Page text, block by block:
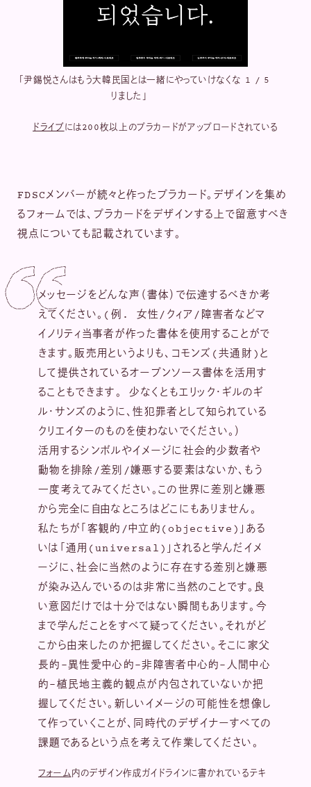
「尹錫悦さんはもう大韓民国とは一緒にやっていけなくな
りました」
1 5
ドライブには200枚以上のプラカードがアップロードされている
FDSCメンバーが続々と作ったプラカード。デザインを集め
るフォームでは、プラカードをデザインする上で留意すべき
視点についても記載されています。
メッセージをどんな声（書体）で伝達するべきか考
えてください。(例. 女性/クィア/障害者などマ
イノリティ当事者が作った書体を使用することがで
きます。販売用というよりも、コモンズ(共通財)と
して提供されているオープンソース書体を活用す
ることもできます。 少なくともエリック・ギルのギ
ル・サンズのように、性犯罪者として知られている
クリエイターのものを使わないでください。）
活用するシンボルやイメージに社会的少数者や
動物を排除/差別/嫌悪する要素はないか、もう
一度考えてみてください。この世界に差別と嫌悪
から完全に自由なところはどこにもありません。
私たちが「客観的/中立的(objective)」ある
いは「通用(universal)」されると学んだイメ
ージに、社会に当然のように存在する差別と嫌悪
が染み込んでいるのは非常に当然のことです。良
い意図だけでは十分ではない瞬間もあります。今
まで学んだことをすべて疑ってください。それがど
こから由来したのか把握してください。そこに家父
長的-異性愛中心的-非障害者中心的-人間中心
的-植民地主義的観点が内包されていないか把
握してください。新しいイメージの可能性を想像し
て作っていくことが、同時代のデザイナーすべての
課題であるという点を考えて作業してください。
フォーム内のデザイン作成ガイドラインに書かれているテキ